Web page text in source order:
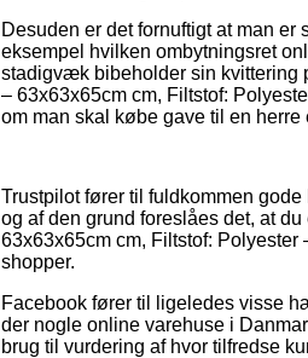
Desuden er det fornuftigt at man
eksempel hvilken ombytningsret
stadigvæk bibeholder sin kvittering
– 63x63x65cm cm, Filtstof:
om man skal købe gave til en herre
Trustpilot fører til fuldkommen
og af den grund foreslåes det, at
63x63x65cm cm, Filtstof:
shopper.
Facebook fører til ligeledes visse
der nogle online varehuse i
brug til vurdering af hvor tilfredse